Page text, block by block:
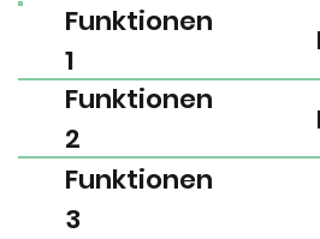
Funktionen
1
Funktionen
2
Funktionen
3